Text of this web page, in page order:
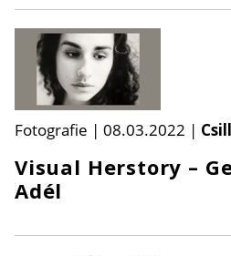
Fotografie | 08.03.2022 |
Visual Herstory –
Adél